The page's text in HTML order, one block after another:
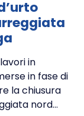
in
in fase di
la chiusura
nord...